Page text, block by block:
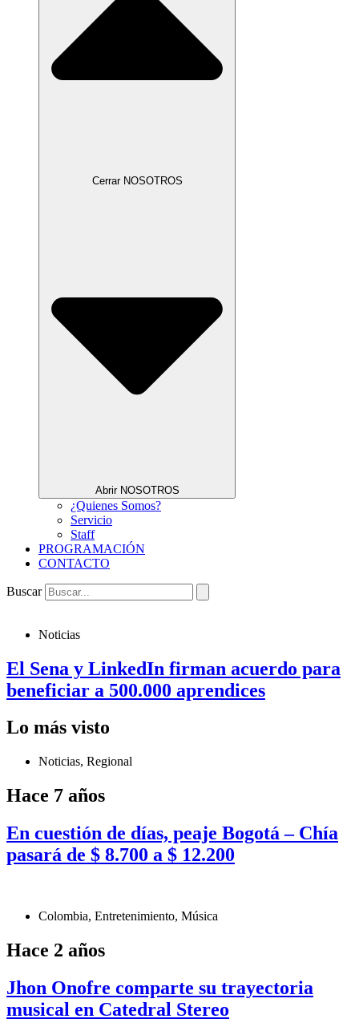
Cerrar NOSOTROS
Abrir NOSOTROS
¿Quienes Somos?
Servicio
Staff
PROGRAMACIÓN
CONTACTO
Buscar
Noticias
El Sena y LinkedIn firman acuerdo para
beneficiar a 500.000 aprendices
Lo más visto
Noticias, Regional
Hace 7 años
En cuestión de días, peaje Bogotá – Chía
pasará de $ 8.700 a $ 12.200
Colombia, Entretenimiento, Música
Hace 2 años
Jhon Onofre comparte su trayectoria
musical en Catedral Stereo